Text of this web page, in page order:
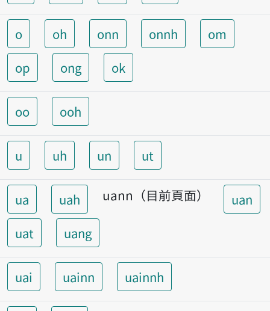
o oh onn onnh
om
op
ong ok
oo ooh
u uh un ut
ua uah uann（目前頁面）
uan
uat
uang
uai uainn uainnh